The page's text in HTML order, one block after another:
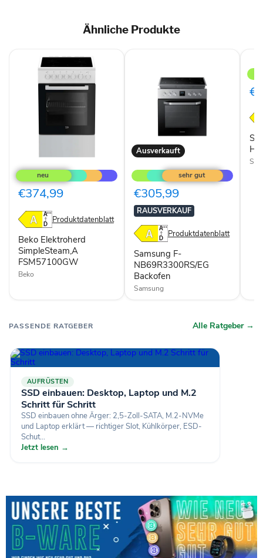
Ähnliche Produkte
Elektroherd
SimpleSteam,A
FSM57100GW
€374,99
Produktdatenblatt
Beko Elektroherd
SimpleSteam,A
FSM57100GW
Beko
Ausverkauft
Samsung
F-
NB69R3300RS/EG
Backofen
€305,99
RAUSVERKAUF
Produktdatenblatt
Samsung F-
NB69R3300RS/EG
Backofen
Samsung
PASSENDE RATGEBER Alle Ratgeber →
AUFRÜSTEN
SSD einbauen: Desktop, Laptop und M.2
Schritt für Schritt
SSD einbauen ohne Ärger: 2,5-Zoll-SATA, M.2-NVMe
und Laptop erklärt — richtiger Slot, Kühlkörper, ESD-
Schut...
Jetzt lesen →